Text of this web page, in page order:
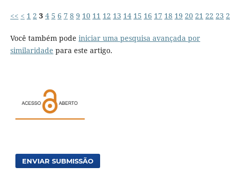
<< < 1 2 3 4 5 6 7 8 9 10 11 12 13 14 15 16 17 18 19 20 21 22 23
Você também pode iniciar uma pesquisa avançada por
similaridade para este artigo.
ENVIAR SUBMISSÃO